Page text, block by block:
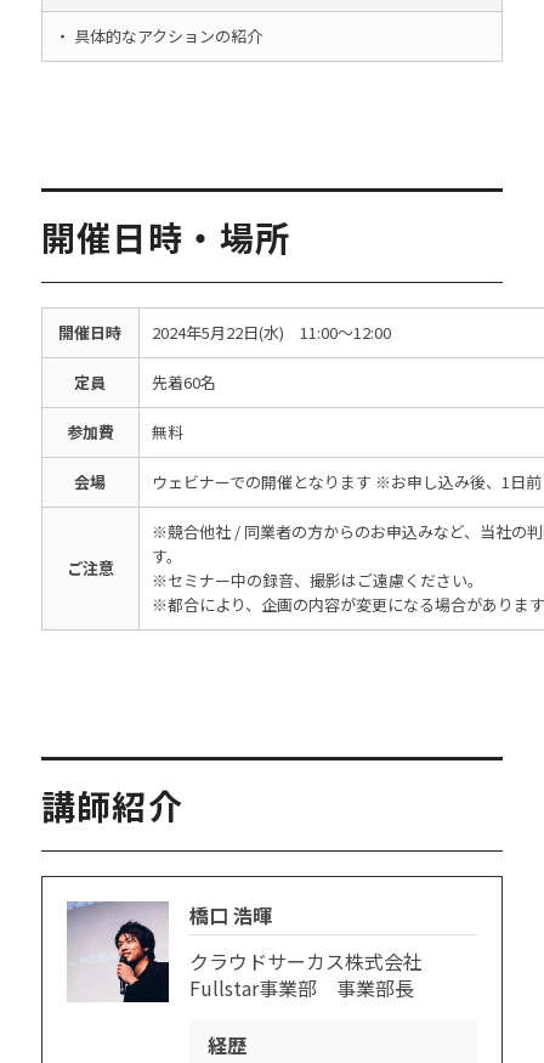
・ 具体的なアクションの紹介
開催日時・場所
開催日時 2024年5月22日(水) 11:00～12:00
定員 先着60名
参加費 無料
会場 ウェビナーでの開催となります ※お申し込み後、1日
ご注意
※競合他社 / 同業者の方からのお申込みなど、当社の
す。
※セミナー中の録音、撮影はご遠慮ください。
※都合により、企画の内容が変更になる場合がありま
講師紹介
橋口 浩暉
クラウドサーカス株式会社
Fullstar事業部 事業部長
経歴